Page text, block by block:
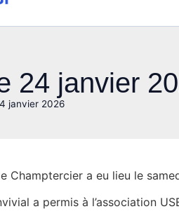
24 janvier
janvier 2026
Champtercier a eu lieu le
a permis à l’association